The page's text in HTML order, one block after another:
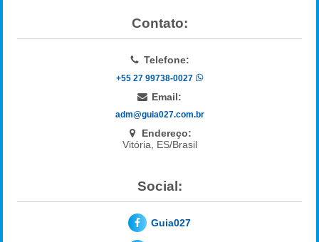
Contato:
Telefone:
+55 27 99738-0027
Email:
adm@guia027.com.br
Endereço:
Vitória, ES/Brasil
Social:
Guia027